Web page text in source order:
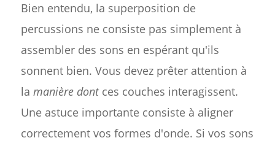
Bien entendu, la superposition de
percussions ne consiste pas simplement à
assembler des sons en espérant qu'ils
sonnent bien. Vous devez prêter attention à
la manière dontces couches interagissent.
Une astuce importante consiste à aligner
correctement vos formes d'onde. Si vos sons